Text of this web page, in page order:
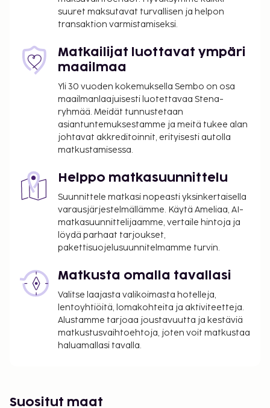
muutama drinkki baarissa. Maksullinen
buffetaamiainen tarjotaan päivittäin klo 7.00–10.30.
myöntänyt Ranskan turismin kehitysjärjestö ATOUT.
Majoituspaikka veloittaa seuraavat paikan päällä
suoritettavat maksut. Maksuihin saattaa sisältyä
sovellettavat verot:
Kaupungin perimä vero: 5.53 EUR per henkilö
per yö. Tätä veroa ei peritä alle 18 vuotta
vanhoilta lapsilta.
Tässä on mainittu kaikki majoituspaikan meille
ilmoittamat maksut.
Maksu buffetaamiaisesta: noin 15 EUR per
henkilö
Yllä oleva luettelo ei ehkä kata kaikkea. Maksut ja
saattavat muuttua.
Kansallisten määräysten vuoksi käteismaksut
eivät voi ylittää 1000 EUR:n suuruista summaa
tässä majoituspaikassa. Saat lisätietoja asiasta
ottamalla yhteyttä majoituspaikkaan
varausvahvistuksessa olevien tietojen avulla.
suuret maksutavat turvallisen ja helpon
transaktion varmistamiseksi.
Matkailijat luottavat ympäri
maailmaa
Yli 30 vuoden kokemuksella Sembo on osa
maailmanlaajuisesti luotettavaa Stena-
ryhmää. Meidät tunnustetaan
asiantuntemuksestamme ja meitä tukee alan
johtavat akkreditoinnit, erityisesti autolla
matkustamisessa.
Helppo matkasuunnittelu
Suunnittele matkasi nopeasti yksinkertaisella
varausjärjestelmällämme. Käytä Ameliaa, AI-
matkasuunnittelijaamme, vertaile hintoja ja
löydä parhaat tarjoukset,
pakettisuojelusuunnitelmamme turvin.
Matkusta omalla tavallasi
Valitse laajasta valikoimasta hotelleja,
lentoyhtiöitä, lomakohteita ja aktiviteetteja.
Alustamme tarjoaa joustavuutta ja kestäviä
matkustusvaihtoehtoja, joten voit matkustaa
haluamallasi tavalla.
Suositut maat